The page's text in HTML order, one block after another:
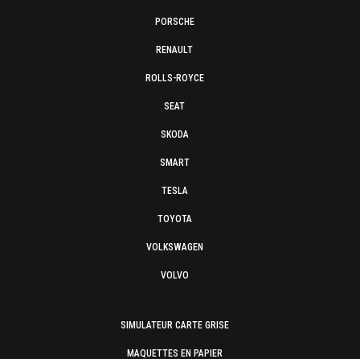
PORSCHE
RENAULT
ROLLS-ROYCE
SEAT
SKODA
SMART
TESLA
TOYOTA
VOLKSWAGEN
VOLVO
SIMULATEUR CARTE GRISE
MAQUETTES EN PAPIER